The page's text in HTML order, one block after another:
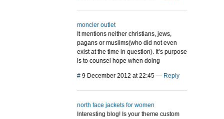
moncler outlet
It mentions neither christians, jews,
pagans or muslims(who did not even
exist at the time in question). It’s purpose
is to counsel hope when doing
# 9 December 2012 at 22:45 — Reply
north face jackets for women
Interesting blog! Is your theme custom